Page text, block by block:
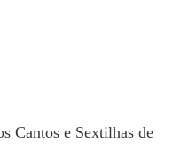
Cantos e Sextilhas de